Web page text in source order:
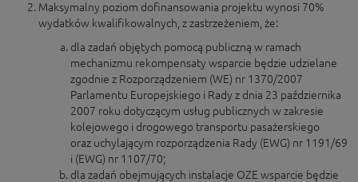
Maksymalny poziom dofinansowania projektu wynosi 70%
wydatków kwalifikowalnych, z zastrzeżeniem, że:
dla zadań objętych pomocą publiczną w ramach
mechanizmu rekompensaty wsparcie będzie udzielane
zgodnie z Rozporządzeniem (WE) nr 1370/2007
Parlamentu Europejskiego i Rady z dnia 23 października
2007 roku dotyczącym usług publicznych w zakresie
kolejowego i drogowego transportu pasażerskiego
oraz uchylającym rozporządzenia Rady (EWG) nr 1191/69
i (EWG) nr 1107/70;
dla zadań obejmujących instalacje OZE wsparcie będzie